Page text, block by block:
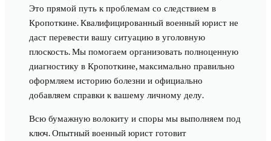
Это прямой путь к проблемам со следствием в
Кропоткине. Квалифицированный военный юрист не
даст перевести вашу ситуацию в уголовную
плоскость. Мы помогаем организовать полноценную
диагностику в Кропоткине, максимально правильно
оформляем историю болезни и официально
добавляем справки к вашему личному делу.
Всю бумажную волокиту и споры мы выполняем под
ключ. Опытный военный юрист готовит